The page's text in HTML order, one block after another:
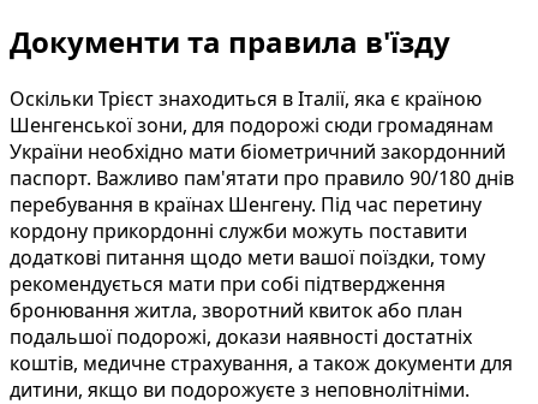
Документи та правила в'їзду
Оскільки Трієст знаходиться в Італії, яка є країною
Шенгенської зони, для подорожі сюди громадянам
України необхідно мати біометричний закордонний
паспорт. Важливо пам'ятати про правило 90/180 днів
перебування в країнах Шенгену. Під час перетину
кордону прикордонні служби можуть поставити
додаткові питання щодо мети вашої поїздки, тому
рекомендується мати при собі підтвердження
бронювання житла, зворотний квиток або план
подальшої подорожі, докази наявності достатніх
коштів, медичне страхування, а також документи для
дитини, якщо ви подорожуєте з неповнолітніми.